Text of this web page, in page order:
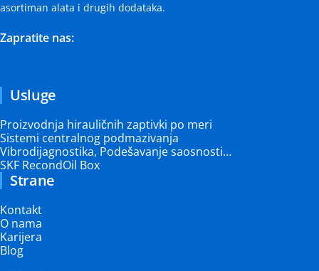
asortiman alata i drugih dodataka.
Zapratite nas:
Usluge
Proizvodnja hirauličnih zaptivki po meri
Sistemi centralnog podmazivanja
Vibrodijagnostika, Podešavanje saosnosti…
SKF RecondOil Box
Strane
Kontakt
O nama
Karijera
Blog